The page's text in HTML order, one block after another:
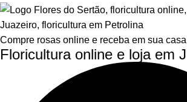
Compre rosas online e receba em sua
Floricultura online e loja em